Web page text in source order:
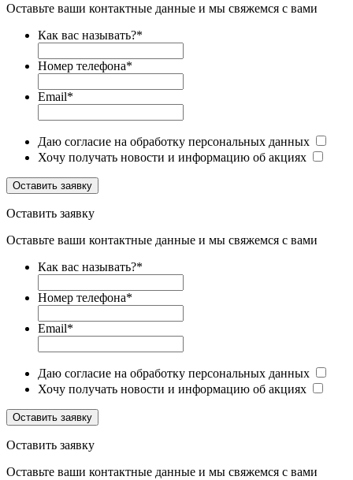
Оставьте ваши контактные данные и мы свяжемся с вами
Как вас называть?*
Номер телефона*
Email*
Даю согласие на обработку персональных данных
Хочу получать новости и информацию об акциях
Оставить заявку
Оставить заявку
Оставьте ваши контактные данные и мы свяжемся с вами
Как вас называть?*
Номер телефона*
Email*
Даю согласие на обработку персональных данных
Хочу получать новости и информацию об акциях
Оставить заявку
Оставить заявку
Оставьте ваши контактные данные и мы свяжемся с вами